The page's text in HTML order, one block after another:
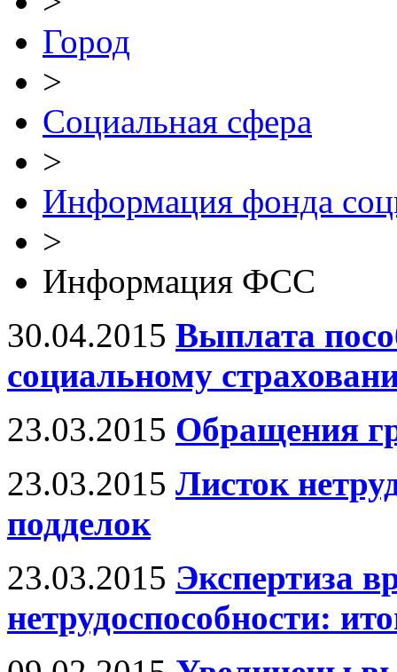
Город
>
Социальная сфера
>
Информация фонда
>
Информация ФСС
30.04.2015 Выплата
социальному
23.03.2015 Обращения
23.03.2015 Листок
подделок
23.03.2015 Экспертиза
нетрудоспособности: